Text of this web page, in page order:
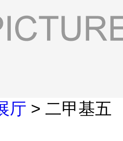
厅 > 二甲基五